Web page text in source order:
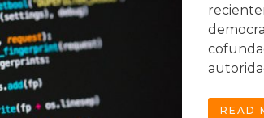
READ